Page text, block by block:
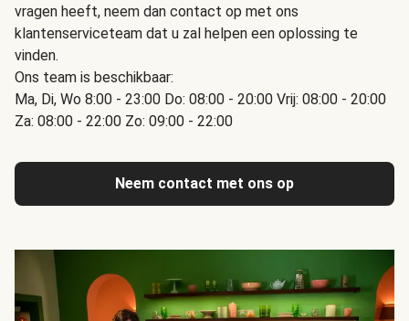
vragen heeft, neem dan contact op met ons
klantenserviceteam dat u zal helpen een oplossing te
vinden.
Ons team is beschikbaar:
Ma, Di, Wo 8:00 - 23:00 Do: 08:00 - 20:00 Vrij: 08:00 - 20:00
Za: 08:00 - 22:00 Zo: 09:00 - 22:00
Neem contact met ons op